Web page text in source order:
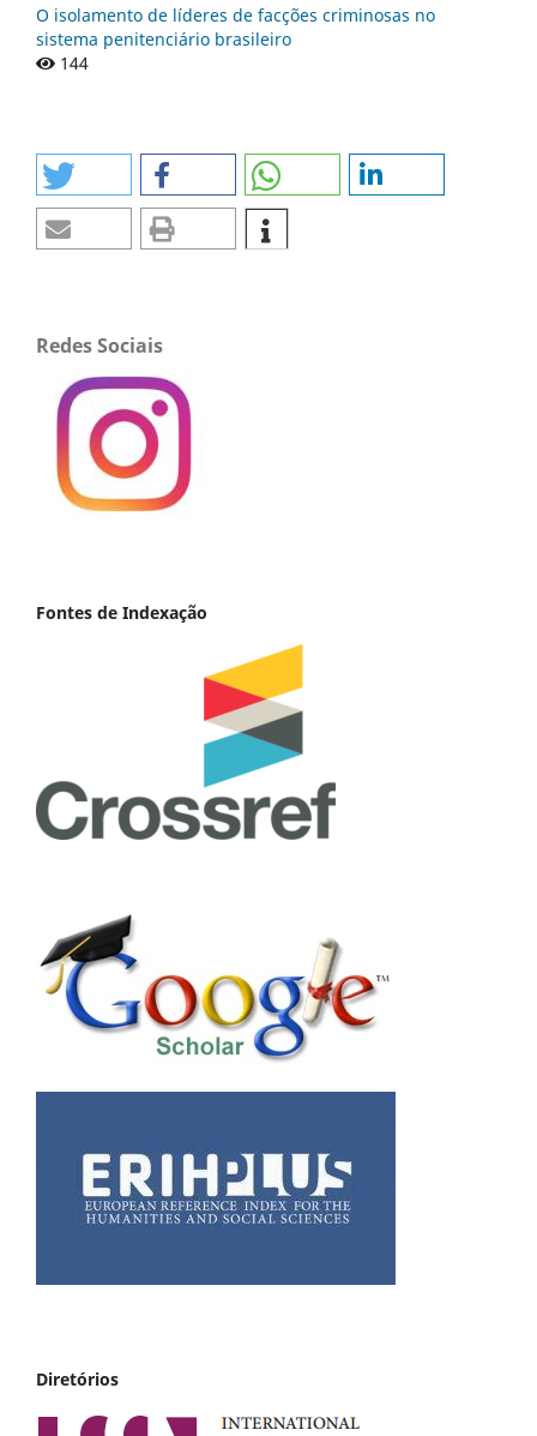
O isolamento de líderes de facções criminosas no
sistema penitenciário brasileiro
144
Redes Sociais
Fontes de Indexação
Diretórios